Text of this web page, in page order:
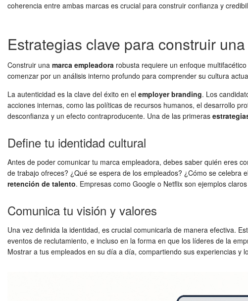
coherencia entre ambas marcas es crucial para construir confianza y
Estrategias clave para construir
Construir una marca empleadora robusta requiere un enfoque
comenzar por un análisis interno profundo para comprender su cultura
La autenticidad es la clave del éxito en el employer branding. Los
acciones internas, como las políticas de recursos humanos, el desarrollo
desconfianza y un efecto contraproducente. Una de las primeras
Define tu identidad cultural
Antes de poder comunicar tu marca empleadora, debes saber quién eres
de trabajo ofreces? ¿Qué se espera de los empleados? ¿Cómo se
retención de talento. Empresas como Google o Netflix son ejemplos
Comunica tu visión y valores
Una vez definida la identidad, es crucial comunicarla de manera efectiva.
eventos de reclutamiento, e incluso en la forma en que los líderes de la
Mostrar a tus empleados en su día a día, compartiendo sus experiencias y